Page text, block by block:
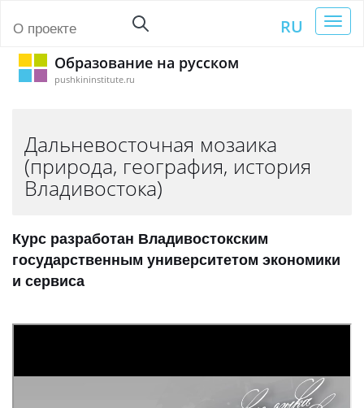
О проекте RU
Образование на русском
pushkininstitute.ru
Дальневосточная мозаика
(природа, география, история
Владивостока)
Курс разработан Владивостокским
государственным университетом экономики
и сервиса